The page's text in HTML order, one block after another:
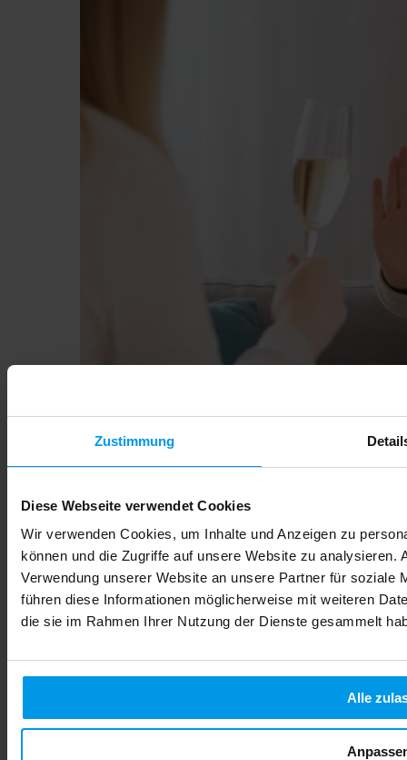
Zustimmung
Diese Webseite verwendet Cookies
Wir verwenden Cookies, um Inhalte und Anzeigen zu
können und die Zugriffe auf unsere Website zu analysieren.
Verwendung unserer Website an unsere Partner für soziale
führen diese Informationen möglicherweise mit weiteren
die sie im Rahmen Ihrer Nutzung der Dienste gesammelt
Alle
question revient sans cesse : un petit verre de temps en temps,
est-ce vraiment si grave ? Cette incertitude est
compréhensible, car les messages contradictoires circulent
encore. Pourtant, la réalité scientifique est claire et sans appel :